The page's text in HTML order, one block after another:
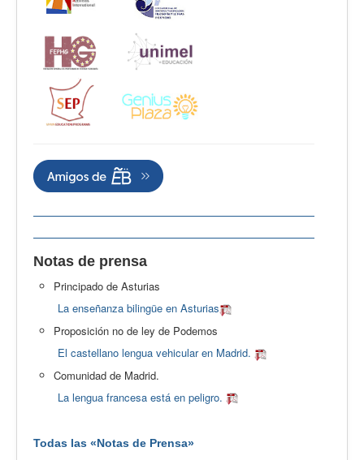
Notas de prensa
Principado de Asturias
La enseñanza bilingüe en Asturias
Proposición no de ley de Podemos
El castellano lengua vehicular en Madrid.
Comunidad de Madrid.
La lengua francesa está en peligro.
Todas las «Notas de Prensa»